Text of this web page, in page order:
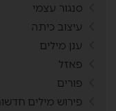
סנגור עצמי
עיצוב כיתה
ענן מילים
פאזל
פורים
פירוש מילים